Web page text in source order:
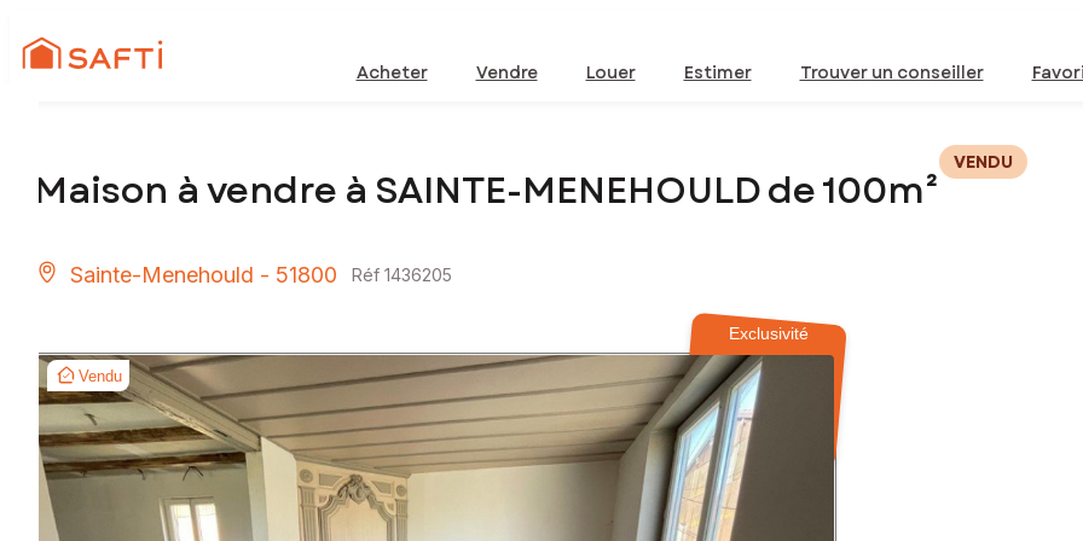
Acheter Vendre Louer Estimer Trouver un conseiller
Maison à vendre à SAINTE-MENEHOULD de 100m²
VENDU
Sainte-Menehould - 51800 Réf 1436205
Exclusivité
Vendu